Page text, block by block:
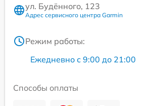
ул. Будённого, 123
Адрес сервисного центра Garmin
Режим работы:
Ежедневно с 9:00 до 21:00
Способы оплаты